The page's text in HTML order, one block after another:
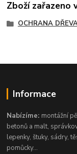
Zboží zařazeno
OCHRANA
Informace
Nabízíme: montážní
betonů a malt,
lepenky, štuky, sádry,
pomůcky...